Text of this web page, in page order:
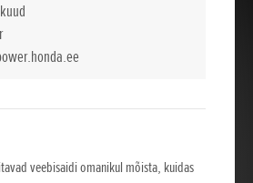
veebisaidi omanikul mõista, kuidas